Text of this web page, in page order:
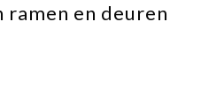
en deuren